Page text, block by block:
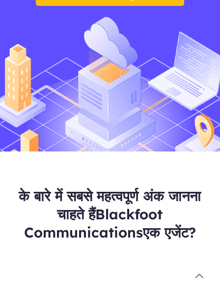
के बारे में सबसे महत्वपूर्ण अंक जानना
चाहते हैंBlackfoot
Communicationsएक एजेंट?